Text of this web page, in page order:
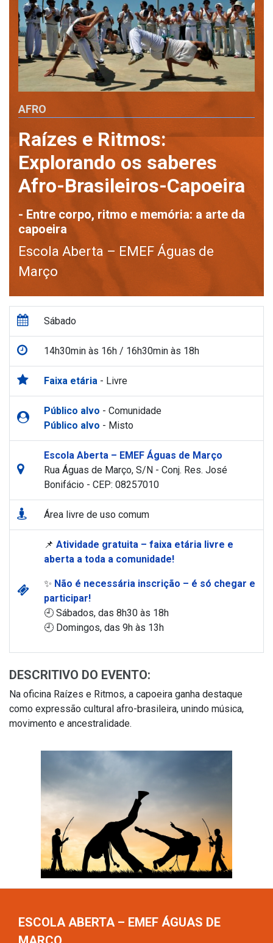
AFRO
Raízes e Ritmos:
Explorando os saberes
Afro-Brasileiros-Capoeira
- Entre corpo, ritmo e memória: a arte da
capoeira
Escola Aberta – EMEF Águas de
Março
Sábado
14h30min às 16h / 16h30min às 18h
Faixa etária - Livre
Público alvo - Comunidade
Público alvo - Misto
Escola Aberta – EMEF Águas de Março
Rua Águas de Março, S/N - Conj. Res. José
Bonifácio - CEP: 08257010
Área livre de uso comum
📌 Atividade gratuita – faixa etária livre e
aberta a toda a comunidade!
✨ Não é necessária inscrição – é só chegar e
participar!
🕘 Sábados, das 8h30 às 18h
🕘 Domingos, das 9h às 13h
DESCRITIVO DO EVENTO:
Na oficina Raízes e Ritmos, a capoeira ganha destaque
como expressão cultural afro-brasileira, unindo música,
movimento e ancestralidade.
ESCOLA ABERTA – EMEF ÁGUAS DE